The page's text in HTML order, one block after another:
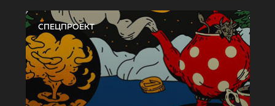
СПЕЦПРОЕКТ